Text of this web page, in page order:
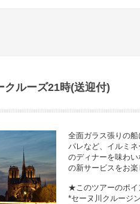
クルーズ21時(送迎付)
全面ガラス張りの
パレなど、イルミ
のディナーを味わ
の新サービスをお楽
★このツアーのポ
*セーヌ川クルージ